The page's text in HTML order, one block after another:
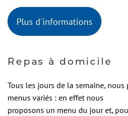
Plus d'informations
Repas à domicile
Tous les jours de la semaine,
menus variés : en effet nous
proposons un menu du jour et,